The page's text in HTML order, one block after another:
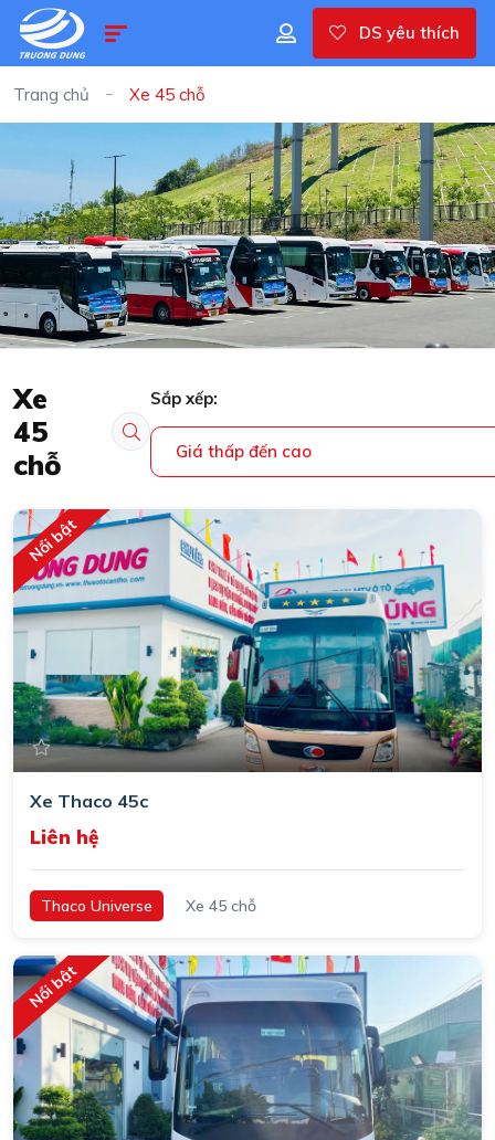
DS yêu thích
Trang chủ Xe 45 chỗ
Xe
45
chỗ
Sắp xếp:
Giá thấp đến cao
Nổi bật
Xe Thaco 45c
Liên hệ
Thaco Universe Xe 45 chỗ
Nổi bật